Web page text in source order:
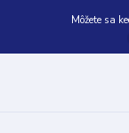
Môžete sa